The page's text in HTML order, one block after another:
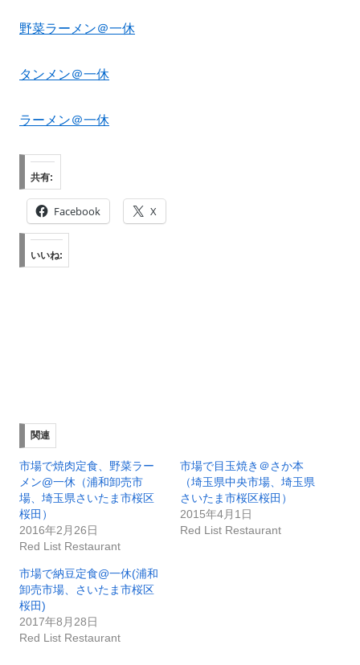
野菜ラーメン＠一休
タンメン＠一休
ラーメン＠一休
共有:
Facebook X
いいね:
関連
市場で焼肉定食、野菜ラー
メン@一休（浦和卸売市
場、埼玉県さいたま市桜区
桜田）
2016年2月26日
Red List Restaurant
市場で目玉焼き＠さか本
（埼玉県中央市場、埼玉県
さいたま市桜区桜田）
2015年4月1日
Red List Restaurant
市場で納豆定食@一休(浦和
卸売市場、さいたま市桜区
桜田)
2017年8月28日
Red List Restaurant